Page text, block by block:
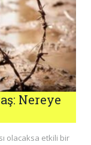
Nereye
olacaksa etkili bir